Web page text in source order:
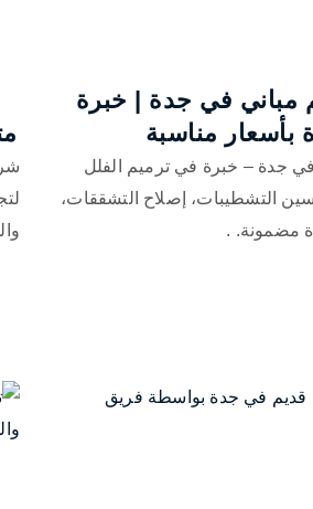
مباني في جدة | خبرة
بأسعار مناسبة
جدة – خبرة في ترميم الفلل
التشطيبات، إصلاح التشققات،
مضمونة. .